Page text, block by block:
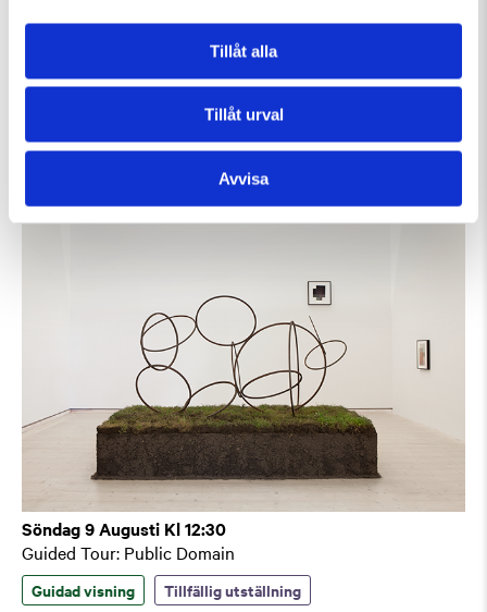
Tillåt alla
Tillåt urval
Avvisa
Lördag 8 Augusti Kl 15:00
Guided Tour of the Museum (in English)
Guidad visning
Söndag 9 Augusti Kl 12:30
Guided Tour: Public Domain
Guidad visning Tillfällig utställning